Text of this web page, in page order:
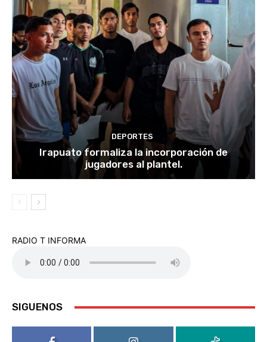
DEPORTES
Irapuato formaliza la incorporación de
jugadores al plantel.
RADIO T INFORMA
SIGUENOS